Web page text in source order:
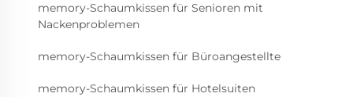
memory-Schaumkissen für Senioren mit
Nackenproblemen
memory-Schaumkissen für Büroangestellte
memory-Schaumkissen für Hotelsuiten